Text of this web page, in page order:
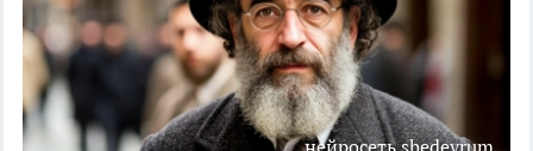
нейросеть shedevrum